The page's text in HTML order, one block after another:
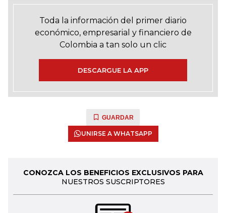
Toda la información del primer diario
económico, empresarial y financiero de
Colombia a tan solo un clic
DESCARGUE LA APP
GUARDAR
UNIRSE A WHATSAPP
CONOZCA LOS BENEFICIOS EXCLUSIVOS PARA
NUESTROS SUSCRIPTORES